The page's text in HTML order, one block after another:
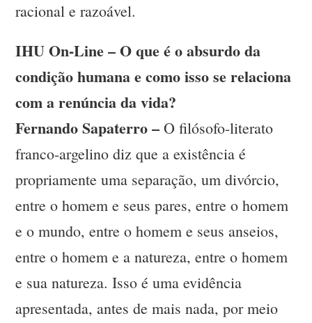
racional e razoável.
IHU On-Line – O que é o absurdo da
condição humana e como isso se relaciona
com a renúncia da vida?
Fernando Sapaterro – O filósofo-literato
franco-argelino diz que a existência é
propriamente uma separação, um divórcio,
entre o homem e seus pares, entre o homem
e o mundo, entre o homem e seus anseios,
entre o homem e a natureza, entre o homem
e sua natureza. Isso é uma evidência
apresentada, antes de mais nada, por meio